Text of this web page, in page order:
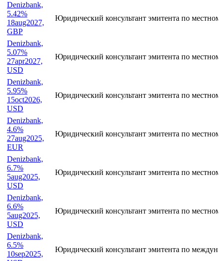
Denizbank,
5.42%
18aug2027,
GBP
Юридический консультант эмитента по
Denizbank,
5.07%
27apr2027,
USD
Юридический консультант эмитента по
Denizbank,
5.95%
15oct2026,
USD
Юридический консультант эмитента по
Denizbank,
4.6%
27aug2025,
EUR
Юридический консультант эмитента по
Denizbank,
6.7%
5aug2025,
USD
Юридический консультант эмитента по
Denizbank,
6.6%
5aug2025,
USD
Юридический консультант эмитента по
Denizbank,
6.5%
10sep2025,
Юридический консультант эмитента по